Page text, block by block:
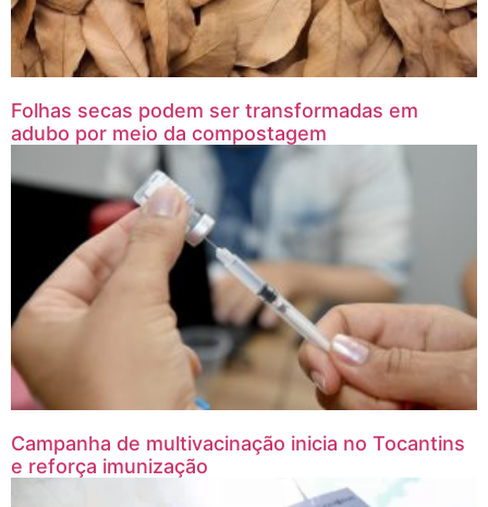
Folhas secas podem ser transformadas em
adubo por meio da compostagem
Campanha de multivacinação inicia no Tocantins
e reforça imunização